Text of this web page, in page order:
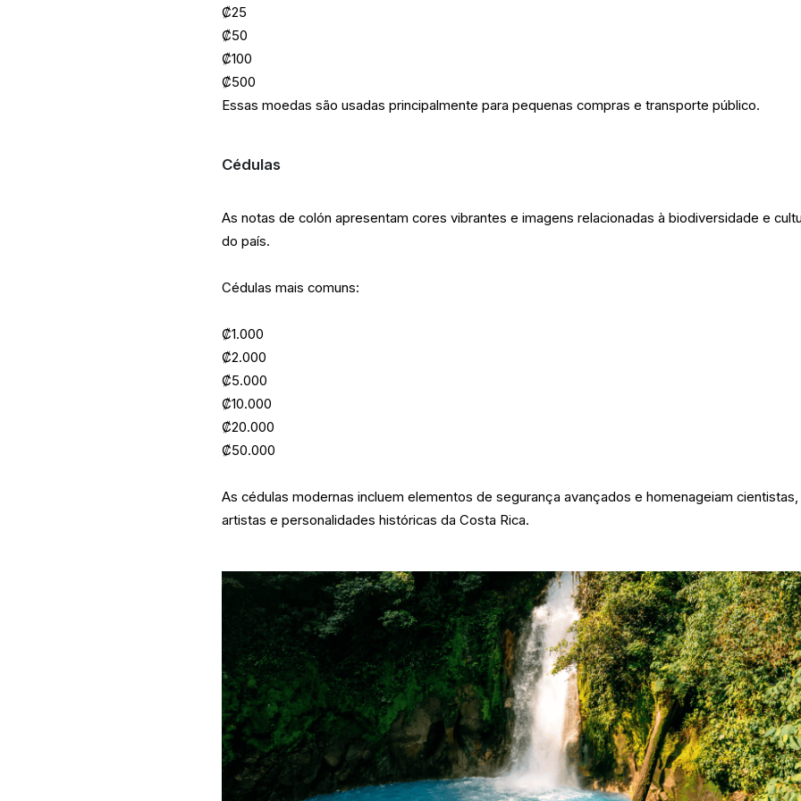
₡25
₡50
₡100
₡500
Essas moedas são usadas principalmente para pequenas compras e transporte público.
Cédulas
As notas de colón apresentam cores vibrantes e imagens relacionadas à biodiversidade e
do país.
Cédulas mais comuns:
₡1.000
₡2.000
₡5.000
₡10.000
₡20.000
₡50.000
As cédulas modernas incluem elementos de segurança avançados e homenageiam cientistas,
artistas e personalidades históricas da Costa Rica.